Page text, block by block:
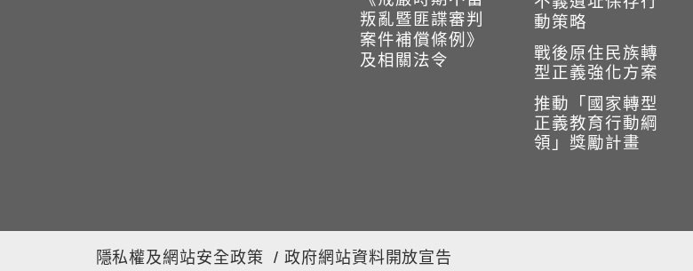
叛亂暨匪諜審判
案件補償條例》
及相關法令
動策略
戰後原住民族轉
型正義強化方案
推動「國家轉型
正義教育行動綱
領」獎勵計畫
隱私權及網站安全政策 /政府網站資料開放宣告